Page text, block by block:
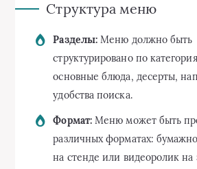
Структура меню
Разделы: Меню должно быть
структурировано по
основные блюда, десерты,
удобства поиска.
Формат:Меню может быть
различных форматах:
на стенде или видеоролик на